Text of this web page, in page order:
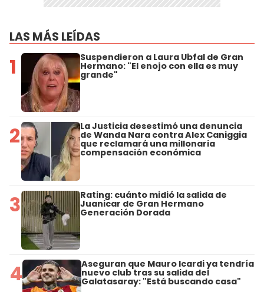
LAS MÁS LEÍDAS
1 Suspendieron a Laura Ubfal de Gran
Hermano: "El enojo con ella es muy
grande"
2 La Justicia desestimó una denuncia
de Wanda Nara contra Alex Caniggia
que reclamará una millonaria
compensación económica
3 Rating: cuánto midió la salida de
Juanicar de Gran Hermano
Generación Dorada
4 Aseguran que Mauro Icardi ya tendría
nuevo club tras su salida del
Galatasaray: "Está buscando casa"